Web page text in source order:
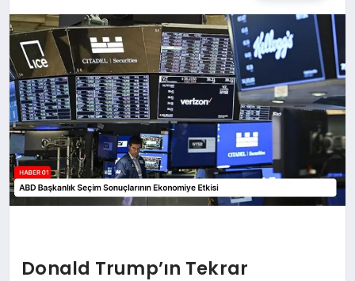
Donald Trump’ın Tekrar